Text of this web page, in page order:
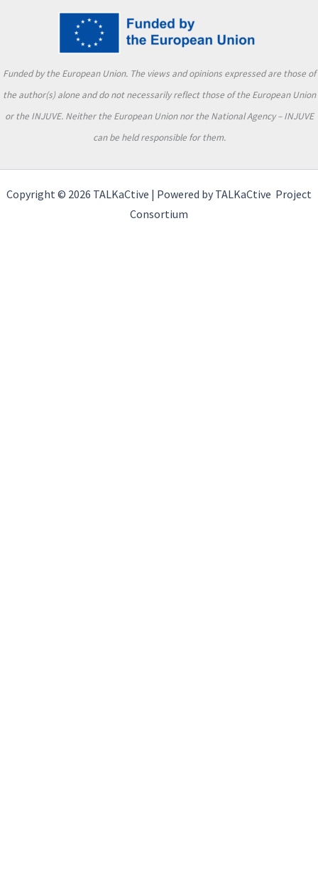
Funded by the European Union. The views and opinions expressed are those of
the author(s) alone and do not necessarily reflect those of the European Union
or the INJUVE. Neither the European Union nor the National Agency – INJUVE
can be held responsible for them.
Copyright © 2026 TALKaCtive | Powered by TALKaCtive Project
Consortium